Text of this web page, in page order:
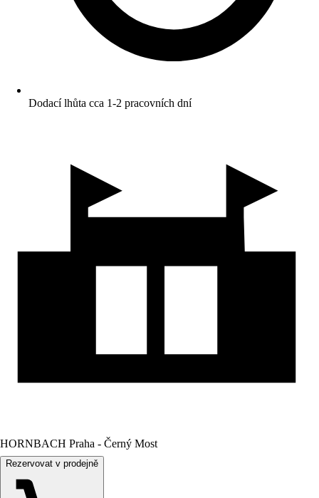
Dodací lhůta cca 1-2 pracovních dní
HORNBACH Praha - Černý Most
Rezervovat v prodejně